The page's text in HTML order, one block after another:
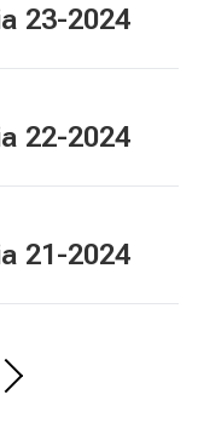
23-2024
22-2024
21-2024